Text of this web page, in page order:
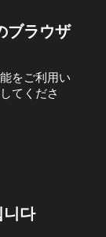
ブラウザ
をご利用い
てくださ
니다